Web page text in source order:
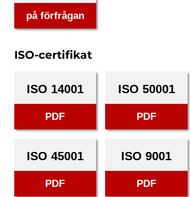
på förfrågan
ISO-certifikat
ISO 14001
PDF
ISO 50001
PDF
ISO 45001
PDF
ISO 9001
PDF